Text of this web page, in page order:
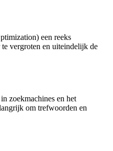
een reeks
vergroten en uiteindelijk de
zoekmachines en het
om trefwoorden en